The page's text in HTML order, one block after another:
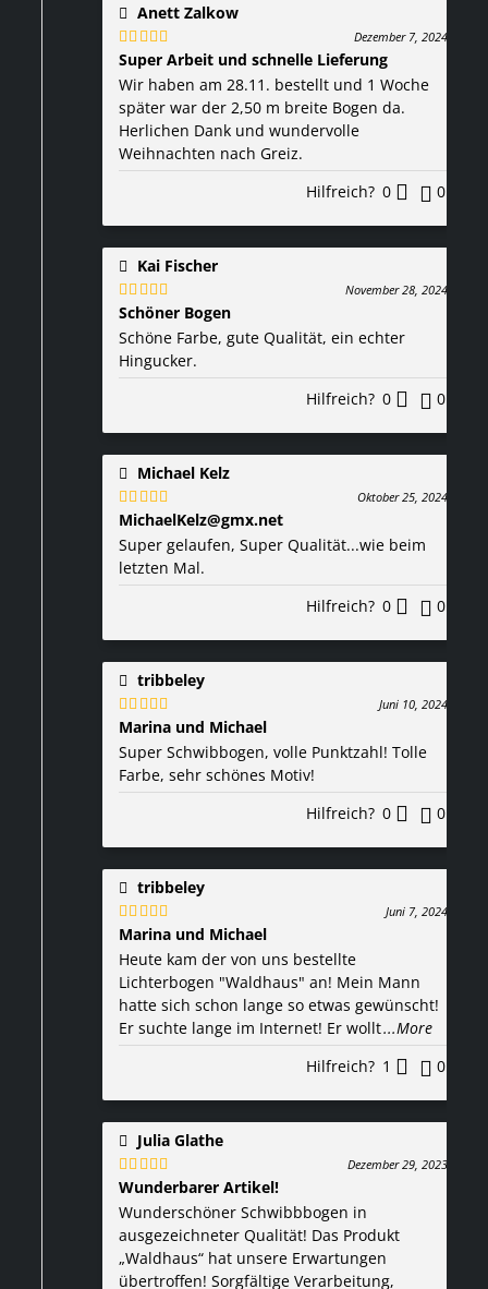
Anett Zalkow
Bewertet
mit
Dezember 7, 2024
Super Arbeit und schnelle Lieferung
Wir haben am 28.11. bestellt und 1 Woche
später war der 2,50 m breite Bogen da.
Herlichen Dank und wundervolle
Weihnachten nach Greiz.
Hilfreich? 0 0
Kai Fischer
Bewertet
November 28, 2024
Schöner Bogen
Schöne Farbe, gute Qualität, ein echter
Hingucker.
Hilfreich? 0 0
Michael Kelz
Bewertet
Oktober 25, 2024
MichaelKelz@gmx.net
Super gelaufen, Super Qualität...wie beim
letzten Mal.
Hilfreich? 0 0
tribbeley
Bewertet
Juni 10, 2024
Marina und Michael
Super Schwibbogen, volle Punktzahl! Tolle
Farbe, sehr schönes Motiv!
Hilfreich? 0 0
tribbeley
Bewertet
Juni 7, 2024
Marina und Michael
Heute kam der von uns bestellte
Lichterbogen "Waldhaus" an! Mein Mann
hatte sich schon lange so etwas gewünscht!
Er suchte lange im Internet! Er wollt...More
Hilfreich? 1 0
Julia Glathe
Bewertet
Dezember 29, 2023
Wunderbarer Artikel!
Wunderschöner Schwibbbogen in
ausgezeichneter Qualität! Das Produkt
„Waldhaus“ hat unsere Erwartungen
übertroffen! Sorgfältige Verarbeitung,